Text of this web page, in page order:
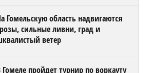
Гомельскую область надвигаются
сильные ливни, град и
ветер
Гомеле пройдет турнир по воркауту